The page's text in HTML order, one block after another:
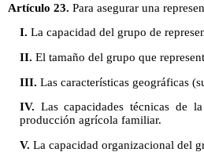
Artículo 23. Para asegurar una
I. La capacidad del grupo de
II. El tamaño del grupo que
III. Las características geográficas
IV. Las capacidades técnicas de
producción agrícola familiar.
V. La capacidad organizacional del